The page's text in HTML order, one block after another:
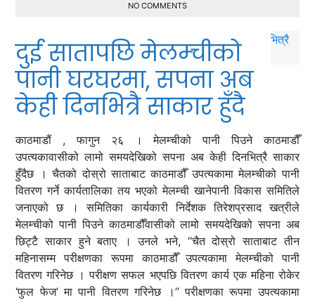
NO COMMENTS
दुई सातापछि मेलम्चीको
पानी घरघरमा, सपना अब
केही दिनभित्रै साकार हुँदै
काठमाडौं , फागुन २६ । मेलम्चीको पानी पिउने काठमाडौँ
उपत्यकावासीको लामो समयदेखिको सपना अब केही दिनभित्रै साकार
हुँदैछ । चैतको दोस्रो साताबाट काठमाडौँ उपत्यकामा मेलम्चीको पानी
वितरण गर्ने कार्यतालिका तय भएको मेलम्ची खानेपानी विकास समितिले
जनाएको छ । समितिका कार्यकारी निर्देशक तिरेशप्रसाद खत्रीले
मेलम्चीको पानी पिउने काठमाडौँवासीको लामो समयदेखिको सपना अब
छिट्टै साकार हुने बताए । उनले भने, ‘‘चैत दोस्रो साताबाट तीन
महिनासम्म परीक्षणका रूपमा काठमाडौँ उपत्यकामा मेलम्चीको पानी
वितरण गरिनेछ । परीक्षण सफल भएपछि वितरण कार्य एक महिना रोकेर
‘फुल फेज’ मा पानी वितरण गरिनेछ ।’’ परीक्षणका रूपमा उपत्यकामा